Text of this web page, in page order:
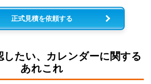
正式見積を依頼する
したい、カレンダーに関する
あれこれ